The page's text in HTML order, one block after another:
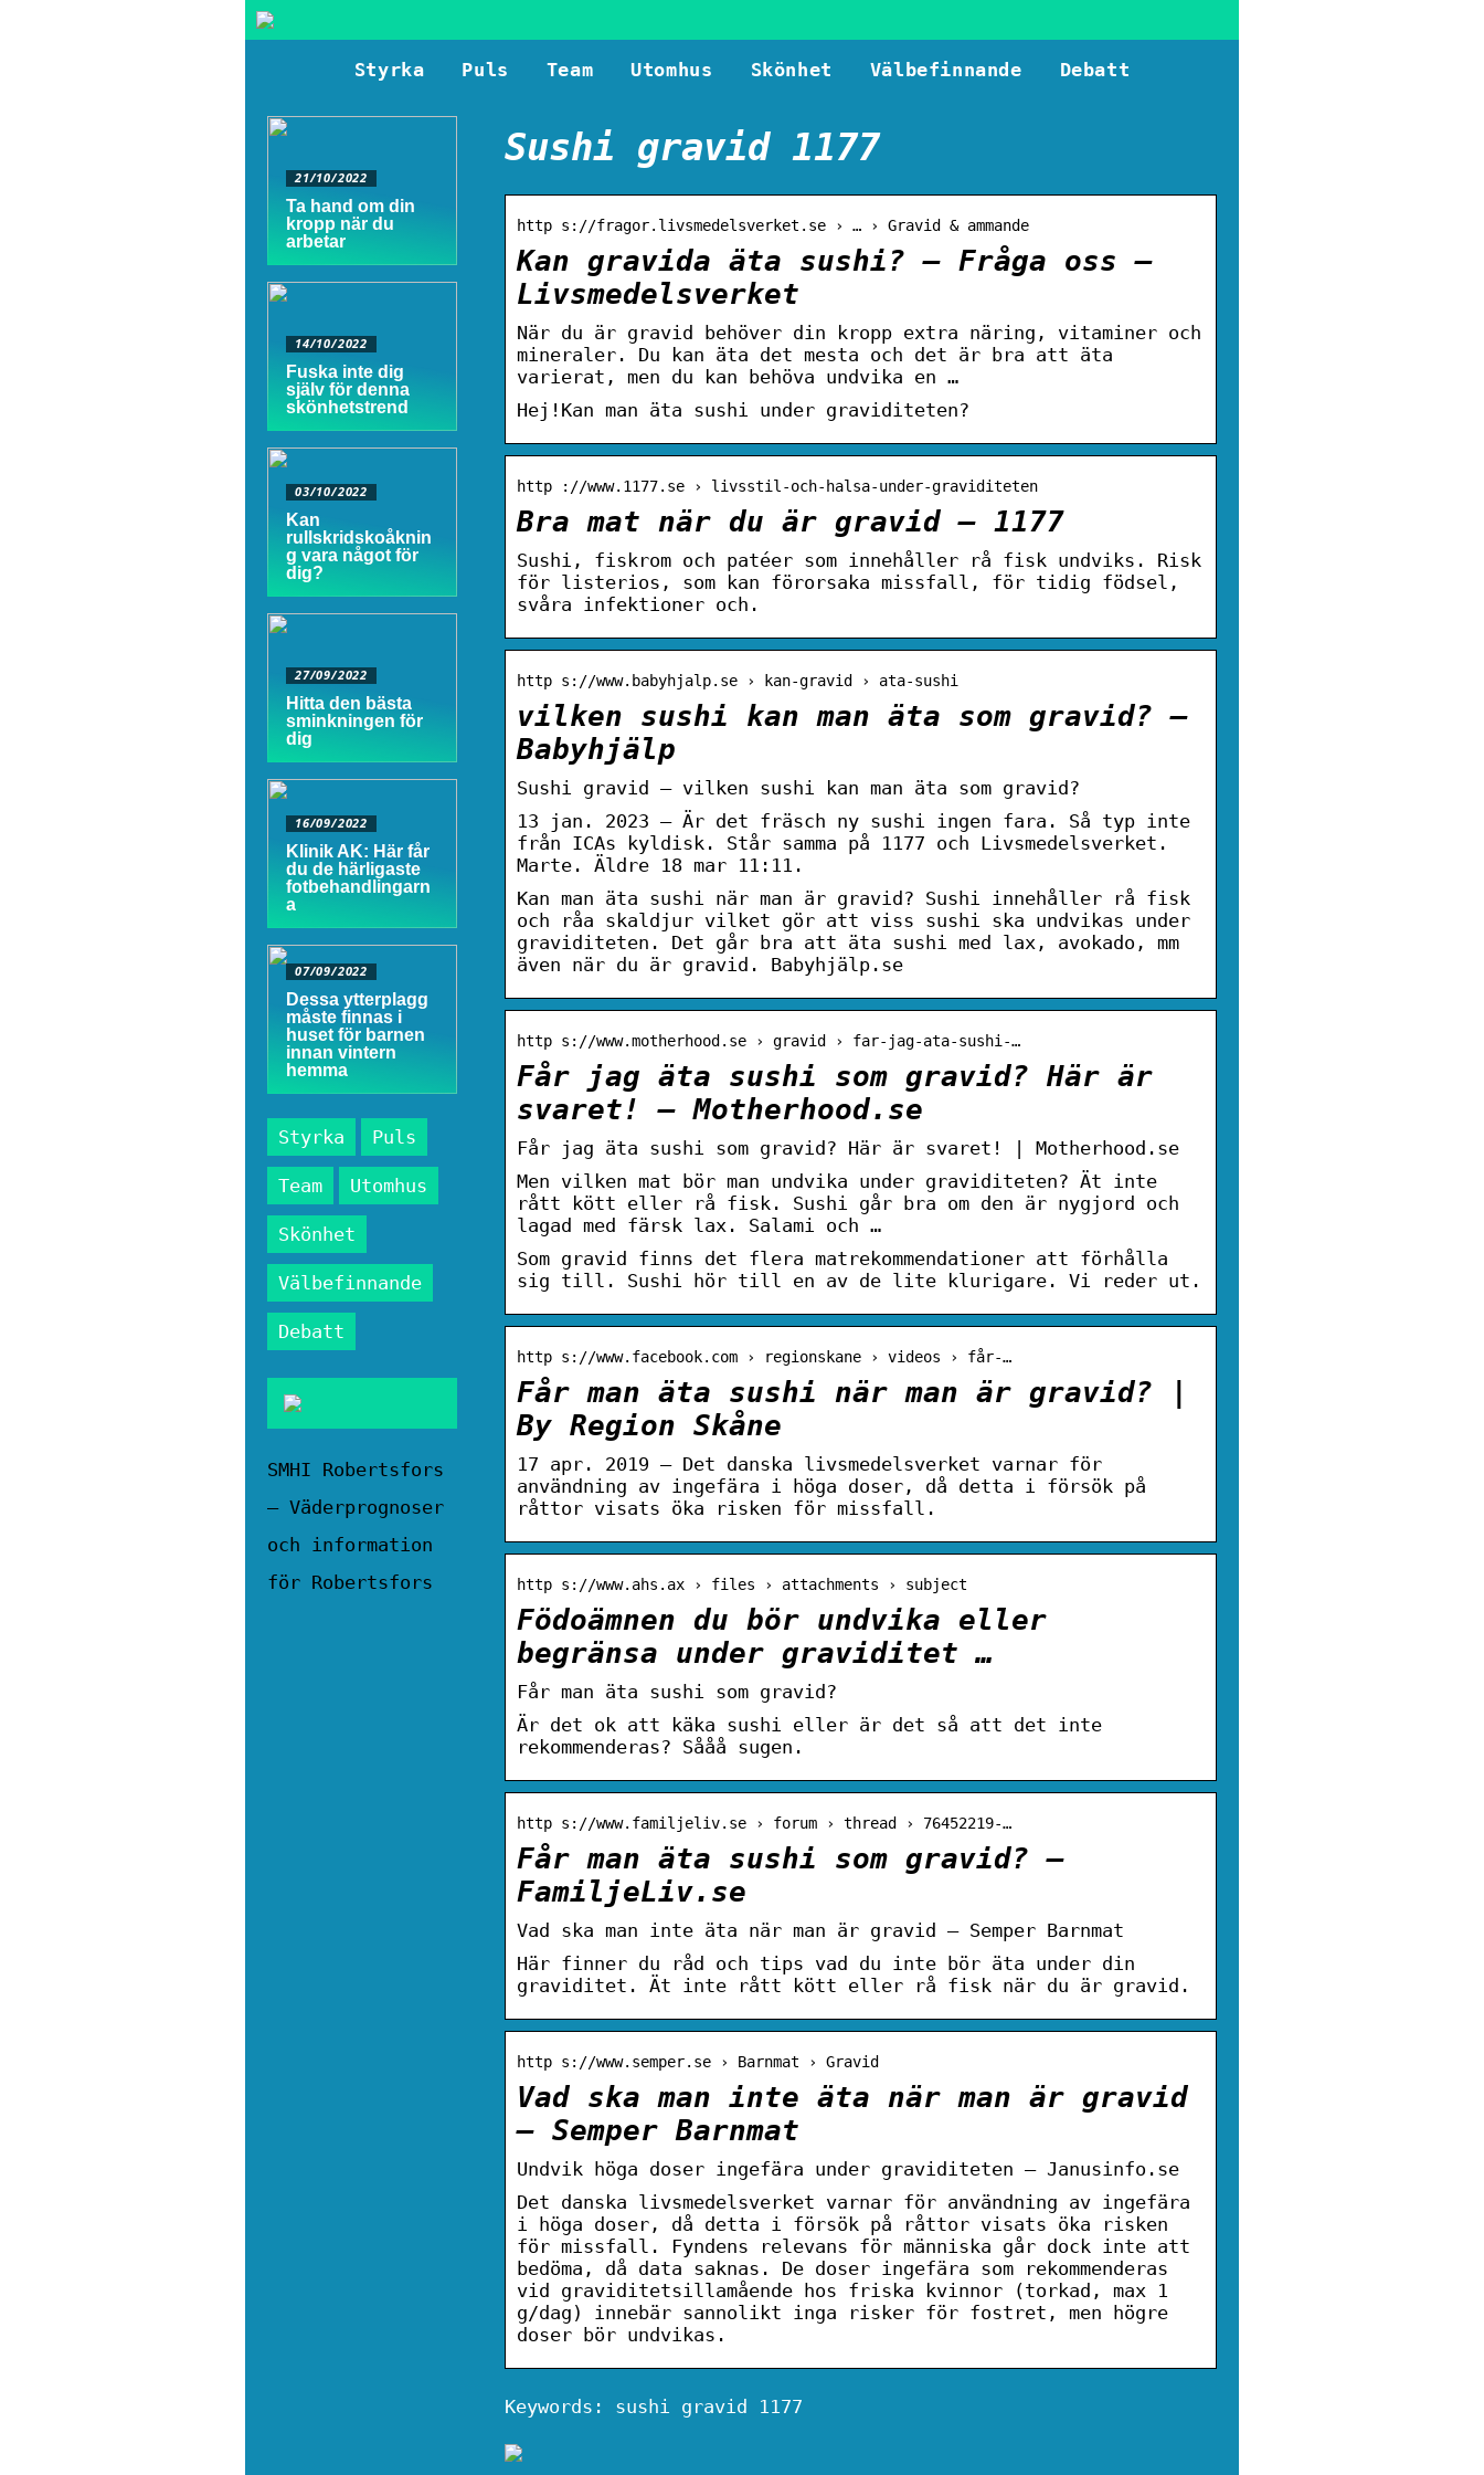
Styrka Puls Team Utomhus Skönhet Välbefinnande Debatt
Sushi gravid 1177
http s://fragor.livsmedelsverket.se › … › Gravid & ammande
Kan gravida äta sushi? – Fråga oss –
Livsmedelsverket
När du är gravid behöver din kropp extra näring, vitaminer och
mineraler. Du kan äta det mesta och det är bra att äta
varierat, men du kan behöva undvika en …
Hej!Kan man äta sushi under graviditeten?
http ://www.1177.se › livsstil-och-halsa-under-graviditeten
Bra mat när du är gravid – 1177
Sushi, fiskrom och patéer som innehåller rå fisk undviks. Risk
för listerios, som kan förorsaka missfall, för tidig födsel,
svåra infektioner och.
http s://www.babyhjalp.se › kan-gravid › ata-sushi
vilken sushi kan man äta som gravid? –
Babyhjälp
Sushi gravid – vilken sushi kan man äta som gravid?
13 jan. 2023 — Är det fräsch ny sushi ingen fara. Så typ inte
från ICAs kyldisk. Står samma på 1177 och Livsmedelsverket.
Marte. Äldre 18 mar 11:11.
Kan man äta sushi när man är gravid? Sushi innehåller rå fisk
och råa skaldjur vilket gör att viss sushi ska undvikas under
graviditeten. Det går bra att äta sushi med lax, avokado, mm
även när du är gravid. Babyhjälp.se
http s://www.motherhood.se › gravid › far-jag-ata-sushi-…
Får jag äta sushi som gravid? Här är
svaret! – Motherhood.se
Får jag äta sushi som gravid? Här är svaret! | Motherhood.se
Men vilken mat bör man undvika under graviditeten? Ät inte
rått kött eller rå fisk. Sushi går bra om den är nygjord och
lagad med färsk lax. Salami och …
Som gravid finns det flera matrekommendationer att förhålla
sig till. Sushi hör till en av de lite klurigare. Vi reder ut.
http s://www.facebook.com › regionskane › videos › får-…
Får man äta sushi när man är gravid? |
By Region Skåne
17 apr. 2019 — Det danska livsmedelsverket varnar för
användning av ingefära i höga doser, då detta i försök på
råttor visats öka risken för missfall.
http s://www.ahs.ax › files › attachments › subject
Födoämnen du bör undvika eller
begränsa under graviditet …
Får man äta sushi som gravid?
Är det ok att käka sushi eller är det så att det inte
rekommenderas? Sååå sugen.
http s://www.familjeliv.se › forum › thread › 76452219-…
Får man äta sushi som gravid? –
FamiljeLiv.se
Vad ska man inte äta när man är gravid – Semper Barnmat
Här finner du råd och tips vad du inte bör äta under din
graviditet. Ät inte rått kött eller rå fisk när du är gravid.
http s://www.semper.se › Barnmat › Gravid
Vad ska man inte äta när man är gravid
– Semper Barnmat
Undvik höga doser ingefära under graviditeten – Janusinfo.se
Det danska livsmedelsverket varnar för användning av ingefära
i höga doser, då detta i försök på råttor visats öka risken
för missfall. Fyndens relevans för människa går dock inte att
bedöma, då data saknas. De doser ingefära som rekommenderas
vid graviditetsillamående hos friska kvinnor (torkad, max 1
g/dag) innebär sannolikt inga risker för fostret, men högre
doser bör undvikas.
Keywords: sushi gravid 1177
21/10/2022
Ta hand om din
kropp när du
arbetar
14/10/2022
Fuska inte dig
själv för denna
skönhetstrend
03/10/2022
Kan
rullskridskoåknin
g vara något för
dig?
27/09/2022
Hitta den bästa
sminkningen för
dig
16/09/2022
Klinik AK: Här får
du de härligaste
fotbehandlingarn
a
07/09/2022
Dessa ytterplagg
måste finnas i
huset för barnen
innan vintern
hemma
Styrka Puls
Team Utomhus
Skönhet
Välbefinnande
Debatt
SMHI Robertsfors
– Väderprognoser
och information
för Robertsfors